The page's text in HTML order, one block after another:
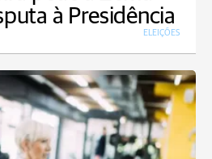
à Presidência
ELEIÇÕES